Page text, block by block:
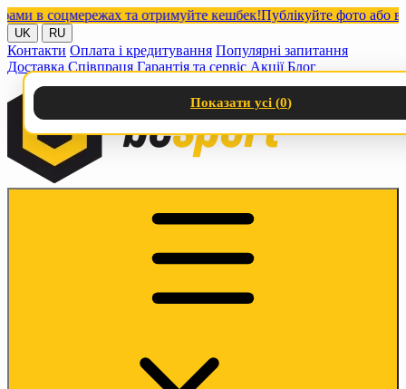
соцмережах та отримуйте кешбек!Публікуйте фото або відео
UK RU
Контакти Оплата і кредитування Популярні запитання
Доставка Співпраця Гарантія та сервіс Акції Блог
Показати усі (0)